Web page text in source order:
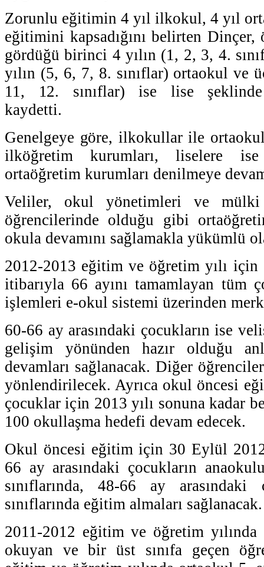
Zorunlu eğitimin 4 yıl ilkokul, 4 yıl
eğitimini kapsadığını belirten
gördüğü birinci 4 yılın (1, 2, 3, 4.
yılın (5, 6, 7, 8. sınıflar) ortaokul ve
11, 12. sınıflar) ise lise
kaydetti.
Genelgeye göre, ilkokullar ile
ilköğretim kurumları, liselere
ortaöğretim kurumları denilmeye
Veliler, okul yönetimleri ve
öğrencilerinde olduğu gibi
okula devamını sağlamakla yükümlü
2012-2013 eğitim ve öğretim yılı
itibarıyla 66 ayını tamamlayan tüm
işlemleri e-okul sistemi üzerinden
60-66 ay arasındaki çocukların ise
gelişim yönünden hazır olduğu
devamları sağlanacak. Diğer
yönlendirilecek. Ayrıca okul öncesi
çocuklar için 2013 yılı sonuna kadar
100 okullaşma hedefi devam edecek.
Okul öncesi eğitim için 30 Eylül
66 ay arasındaki çocukların
sınıflarında, 48-66 ay
sınıflarında eğitim almaları sağlanacak.
2011-2012 eğitim ve öğretim
okuyan ve bir üst sınıfa geçen